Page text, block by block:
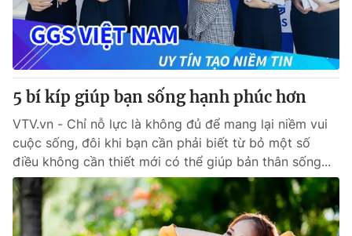
5 bí kíp giúp bạn sống hạnh phúc hơn
VTV.vn - Chỉ nỗ lực là không đủ để mang lại niềm vui
cuộc sống, đôi khi bạn cần phải biết từ bỏ một số
điều không cần thiết mới có thể giúp bản thân sống...